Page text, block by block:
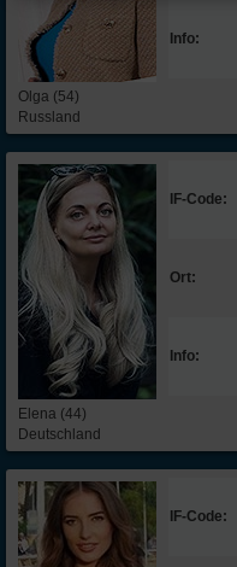
Olga (54)
Russland
Info:
Elena (44)
Deutschland
IF-Code:
Ort:
Info:
IF-Code: